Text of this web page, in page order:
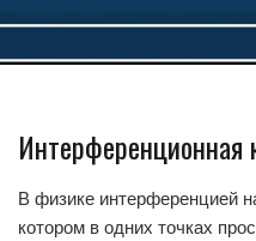
Интерференционная
В физике интерференцией
котором в одних точках